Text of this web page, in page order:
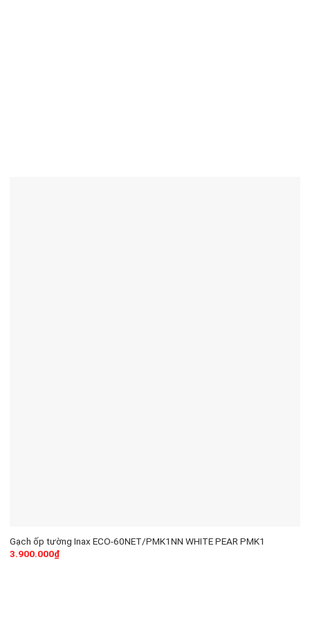
Gạch ốp tường Inax ECO-60NET/PMK1NN WHITE PEAR PMK1
3.900.000₫